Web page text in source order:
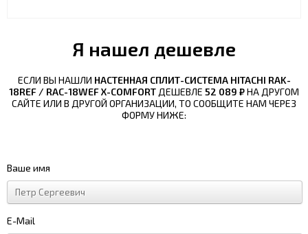
Я нашел дешевле
ЕСЛИ ВЫ НАШЛИ НАСТЕННАЯ СПЛИТ-СИСТЕМА HITACHI RAK-
18REF / RAC-18WEF X-COMFORTДЕШЕВЛЕ 52 089 ₽НА ДРУГОМ
САЙТЕ ИЛИ В ДРУГОЙ ОРГАНИЗАЦИИ, ТО СООБЩИТЕ НАМ ЧЕРЕЗ
ФОРМУ НИЖЕ:
Ваше имя
E-Mail